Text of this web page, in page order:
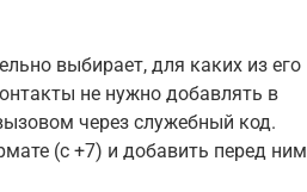
выбирает, для каких из его
не нужно добавлять в
через служебный код.
(с +7) и добавить перед ним